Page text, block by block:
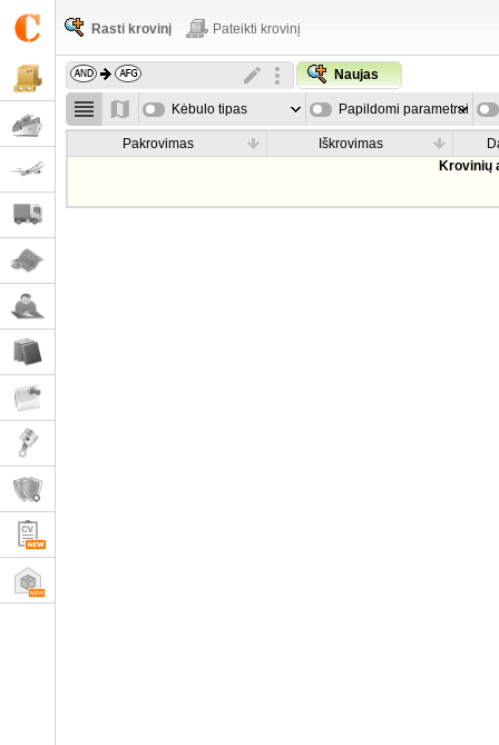
Rasti krovinį Pateikti krovinį
Naujas
Kėbulo tipas Papildomi parametrai
Pakrovimas Iškrovimas
Krovinių